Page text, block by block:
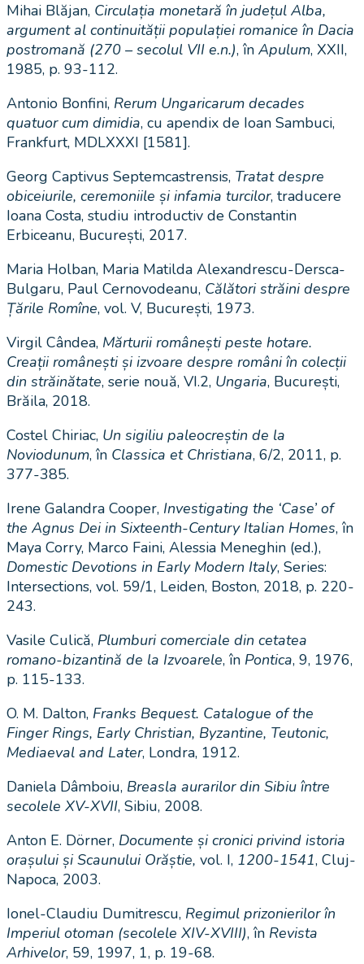
Mihai Blăjan, Circulația monetară în județul Alba,
argument al continuității populației romanice în Dacia
postromană (270 – secolul VII e.n.), în Apulum, XXII,
1985, p. 93-112.
Antonio Bonfini, Rerum Ungaricarum decades
quatuor cum dimidia, cu apendix de Ioan Sambuci,
Frankfurt, MDLXXXI [1581].
Georg Captivus Septemcastrensis, Tratat despre
obiceiurile, ceremoniile și infamia turcilor, traducere
Ioana Costa, studiu introductiv de Constantin
Erbiceanu, București, 2017.
Maria Holban, Maria Matilda Alexandrescu-Dersca-
Bulgaru, Paul Cernovodeanu, Călători străini despre
Țările Romîne, vol. V, București, 1973.
Virgil Cândea, Mărturii românești peste hotare.
Creații românești și izvoare despre români în colecții
din străinătate, serie nouă, VI.2, Ungaria, București,
Brăila, 2018.
Costel Chiriac, Un sigiliu paleocreștin de la
Noviodunum, în Classica et Christiana, 6/2, 2011, p.
377-385.
Irene Galandra Cooper, Investigating the ‘Case’ of
the Agnus Dei in Sixteenth-Century Italian Homes, în
Maya Corry, Marco Faini, Alessia Meneghin (ed.),
Domestic Devotions in Early Modern Italy, Series:
Intersections, vol. 59/1, Leiden, Boston, 2018, p. 220-
243.
Vasile Culică, Plumburi comerciale din cetatea
romano-bizantină de la Izvoarele, în Pontica, 9, 1976,
p. 115-133.
O. M. Dalton, Franks Bequest. Catalogue of the
Finger Rings, Early Christian, Byzantine, Teutonic,
Mediaeval and Later, Londra, 1912.
Daniela Dâmboiu, Breasla aurarilor din Sibiu între
secolele XV-XVII, Sibiu, 2008.
Anton E. Dörner, Documente și cronici privind istoria
orașului și Scaunului Orăștie, vol. I, 1200-1541, Cluj-
Napoca, 2003.
Ionel-Claudiu Dumitrescu, Regimul prizonierilor în
Imperiul otoman (secolele XIV-XVIII), în Revista
Arhivelor, 59, 1997, 1, p. 19-68.